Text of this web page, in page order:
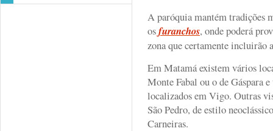
A paróquia mantém tradições
osfuranchos, onde poderá
zona que certamente incluirão
Em Matamá existem vários
Monte Fabal ou o de Gáspara
localizados em Vigo. Outras
São Pedro, de estilo
Carneiras.